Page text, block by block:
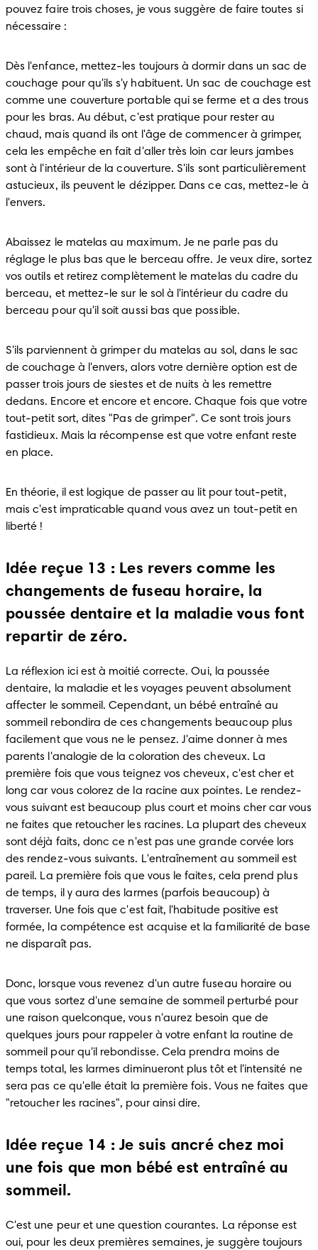
pouvez faire trois choses, je vous suggère de faire toutes si
nécessaire :
Dès l'enfance, mettez-les toujours à dormir dans un sac de
couchage pour qu'ils s'y habituent. Un sac de couchage est
comme une couverture portable qui se ferme et a des trous
pour les bras. Au début, c'est pratique pour rester au
chaud, mais quand ils ont l'âge de commencer à grimper,
cela les empêche en fait d'aller très loin car leurs jambes
sont à l'intérieur de la couverture. S'ils sont particulièrement
astucieux, ils peuvent le dézipper. Dans ce cas, mettez-le à
l'envers.
Abaissez le matelas au maximum. Je ne parle pas du
réglage le plus bas que le berceau offre. Je veux dire, sortez
vos outils et retirez complètement le matelas du cadre du
berceau, et mettez-le sur le sol à l'intérieur du cadre du
berceau pour qu'il soit aussi bas que possible.
S'ils parviennent à grimper du matelas au sol, dans le sac
de couchage à l'envers, alors votre dernière option est de
passer trois jours de siestes et de nuits à les remettre
dedans. Encore et encore et encore. Chaque fois que votre
tout-petit sort, dites "Pas de grimper". Ce sont trois jours
fastidieux. Mais la récompense est que votre enfant reste
en place.
En théorie, il est logique de passer au lit pour tout-petit,
mais c'est impraticable quand vous avez un tout-petit en
liberté !
Idée reçue 13 : Les revers comme les
changements de fuseau horaire, la
poussée dentaire et la maladie vous font
repartir de zéro.
La réflexion ici est à moitié correcte. Oui, la poussée
dentaire, la maladie et les voyages peuvent absolument
affecter le sommeil. Cependant, un bébé entraîné au
sommeil rebondira de ces changements beaucoup plus
facilement que vous ne le pensez. J'aime donner à mes
parents l'analogie de la coloration des cheveux. La
première fois que vous teignez vos cheveux, c'est cher et
long car vous colorez de la racine aux pointes. Le rendez-
vous suivant est beaucoup plus court et moins cher car vous
ne faites que retoucher les racines. La plupart des cheveux
sont déjà faits, donc ce n'est pas une grande corvée lors
des rendez-vous suivants. L'entraînement au sommeil est
pareil. La première fois que vous le faites, cela prend plus
de temps, il y aura des larmes (parfois beaucoup) à
traverser. Une fois que c'est fait, l'habitude positive est
formée, la compétence est acquise et la familiarité de base
ne disparaît pas.
Donc, lorsque vous revenez d'un autre fuseau horaire ou
que vous sortez d'une semaine de sommeil perturbé pour
une raison quelconque, vous n'aurez besoin que de
quelques jours pour rappeler à votre enfant la routine de
sommeil pour qu'il rebondisse. Cela prendra moins de
temps total, les larmes diminueront plus tôt et l'intensité ne
sera pas ce qu'elle était la première fois. Vous ne faites que
"retoucher les racines", pour ainsi dire.
Idée reçue 14 : Je suis ancré chez moi
une fois que mon bébé est entraîné au
sommeil.
C'est une peur et une question courantes. La réponse est
oui, pour les deux premières semaines, je suggère toujours